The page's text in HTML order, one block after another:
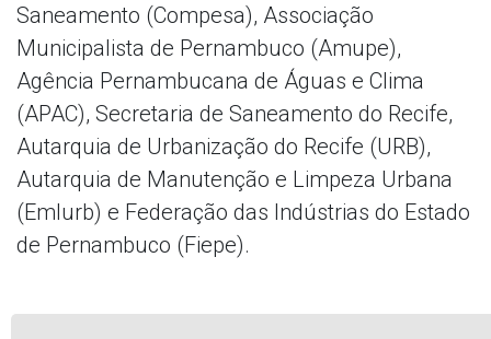
Saneamento (Compesa), Associação
Municipalista de Pernambuco (Amupe),
Agência Pernambucana de Águas e Clima
(APAC), Secretaria de Saneamento do Recife,
Autarquia de Urbanização do Recife (URB),
Autarquia de Manutenção e Limpeza Urbana
(Emlurb) e Federação das Indústrias do Estado
de Pernambuco (Fiepe).